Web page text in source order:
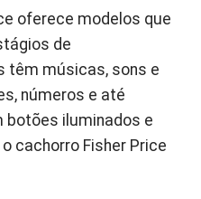
oferece modelos que
de
têm músicas, sons e
números e até
botões iluminados e
cachorro Fisher Price